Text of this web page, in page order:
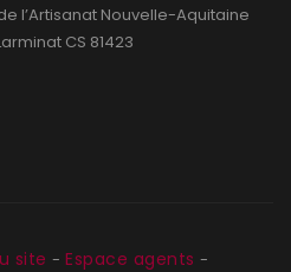
l’Artisanat Nouvelle-Aquitaine
CS 81423
site - Espace agents -